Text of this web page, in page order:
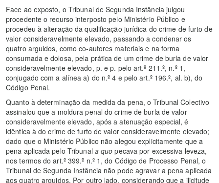
Face ao exposto, o Tribunal de Segunda Instância julgou
procedente o recurso interposto pelo Ministério Público e
procedeu à alteração da qualificação jurídica do crime de furto de
valor consideravelmente elevado, passando a condenar os
quatro arguidos, como co-autores materiais e na forma
consumada e dolosa, pela prática de um crime de burla de valor
consideravelmente elevado, p. e p. pelo art.º 211.º, n.º 1,
conjugado com a alínea a) do n.º 4 e pelo art.º 196.º, al. b), do
Código Penal.
Quanto à determinação da medida da pena, o Tribunal Colectivo
assinalou que a moldura penal do crime de burla de valor
consideravelmente elevado, após a atenuação especial, é
idêntica à do crime de furto de valor consideravelmente elevado;
dado que o Ministério Público não alegou explicitamente que a
pena aplicada pelo Tribunal a quo pecava por excessiva leveza,
nos termos do art.º 399.º n.º 1, do Código de Processo Penal, o
Tribunal de Segunda Instância não pode agravar a pena aplicada
aos quatro arguidos. Por outro lado, considerando que a ilicitude